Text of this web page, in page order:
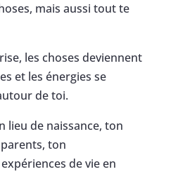
mais aussi tout te
les choses deviennent
et les énergies se
de toi.
lieu de naissance, ton
ton
de vie en